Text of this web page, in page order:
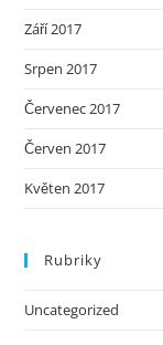
Září 2017
Srpen 2017
Červenec 2017
Červen 2017
Květen 2017
Rubriky
Uncategorized